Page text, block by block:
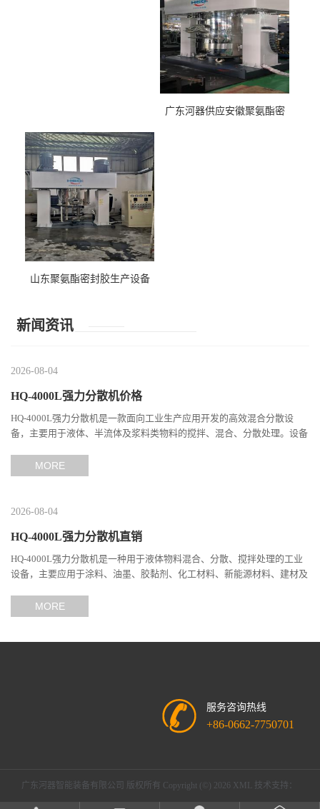
广东河器供应安徽聚氨酯密
山东聚氨酯密封胶生产设备
新闻资讯
2026-08-04
HQ-4000L强力分散机价格
HQ-4000L强力分散机是一款面向工业生产应用开发的高效混合分散设
备，主要用于液体、半流体及浆料类物料的搅拌、混合、分散处理。设备
MORE
2026-08-04
HQ-4000L强力分散机直销
HQ-4000L强力分散机是一种用于液体物料混合、分散、搅拌处理的工业
设备，主要应用于涂料、油墨、胶黏剂、化工材料、新能源材料、建材及
MORE
服务咨询热线
+86-0662-7750701
广东河器智能装备有限公司 版权所有 Copyright (©) 2026 XML 技术支持：